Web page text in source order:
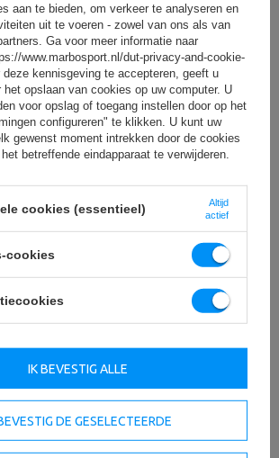
OM TE DOWNLOADEN
aan te bieden, om verkeer te analyseren en
uit te voeren - zowel van ons als van
Ga voor meer informatie naar
www.marbosport.nl/dut-privacy-and-cookie-
kennisgeving te accepteren, geeft u
opslaan van cookies op uw computer. U
voor opslag of toegang instellen door op het
configureren" te klikken. U kunt uw
gewenst moment intrekken door de cookies
betreffende eindapparaat te verwijderen.
cookies (essentieel)
Altijd
actief
cookies
DE GESELECTEERDE
IK BEVESTIG ALLE